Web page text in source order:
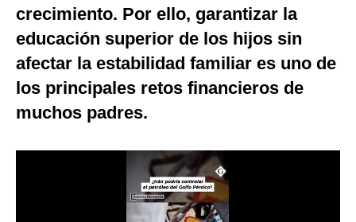
Internacional
Tecnología
Mix
crecimiento. Por ello, garantizar la
educación superior de los hijos sin
afectar la estabilidad familiar es uno de
los principales retos financieros de
muchos padres.